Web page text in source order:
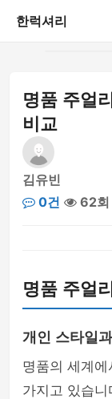
한럭셔리
프리미엄 라이프
명품 주얼
비교
김유빈
0건
62회
명품 주얼
개인 스타일
명품의 세계
가지고 있습